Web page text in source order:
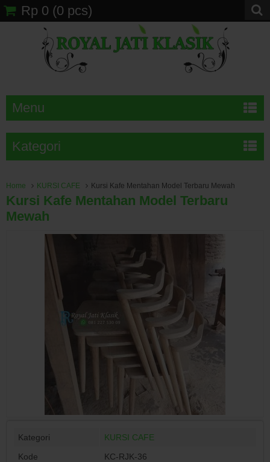
Rp 0 (0 pcs)
Menu
Kategori
Home KURSI CAFE Kursi Kafe Mentahan Model Terbaru Mewah
Kursi Kafe Mentahan Model Terbaru
Mewah
Kategori
KURSI CAFE
Kode
KC-RJK-36